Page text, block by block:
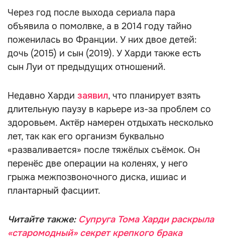
Через год после выхода сериала пара
объявила о помолвке, а в 2014 году тайно
поженилась во Франции. У них двое детей:
дочь (2015) и сын (2019). У Харди также есть
сын Луи от предыдущих отношений.
Недавно Харди заявил, что планирует взять
длительную паузу в карьере из-за проблем со
здоровьем. Актёр намерен отдыхать несколько
лет, так как его организм буквально
«разваливается» после тяжёлых съёмок. Он
перенёс две операции на коленях, у него
грыжа межпозвоночного диска, ишиас и
плантарный фасциит.
Читайте также: Супруга Тома Харди раскрыла
«старомодный» секрет крепкого брака